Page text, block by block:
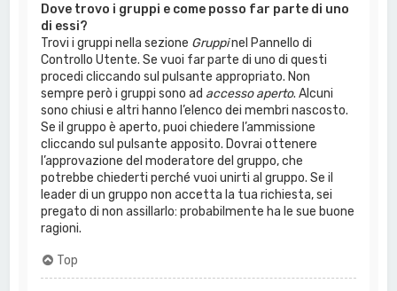
Dove trovo i gruppi e come posso far parte di uno
di essi?
Trovi i gruppi nella sezione Gruppinel Pannello di
Controllo Utente. Se vuoi far parte di uno di questi
procedi cliccando sul pulsante appropriato. Non
sempre però i gruppi sono ad accesso aperto. Alcuni
sono chiusi e altri hanno l’elenco dei membri nascosto.
Se il gruppo è aperto, puoi chiedere l’ammissione
cliccando sul pulsante apposito. Dovrai ottenere
l’approvazione del moderatore del gruppo, che
potrebbe chiederti perché vuoi unirti al gruppo. Se il
leader di un gruppo non accetta la tua richiesta, sei
pregato di non assillarlo: probabilmente ha le sue buone
ragioni.
Top